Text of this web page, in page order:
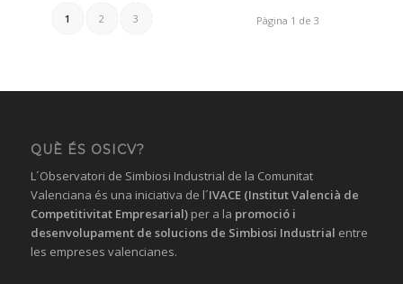
Pàgina 1 de 3
1 2 3
QUÈ ÉS OSICV?
L´Observatori de Simbiosi Industrial de la Comunitat
Valenciana és una iniciativa de l´IVACE (Institut Valencià de
Competitivitat Empresarial)per a la promoció i
desenvolupament de solucions de Simbiosi Industrial entre
les empreses valencianes.